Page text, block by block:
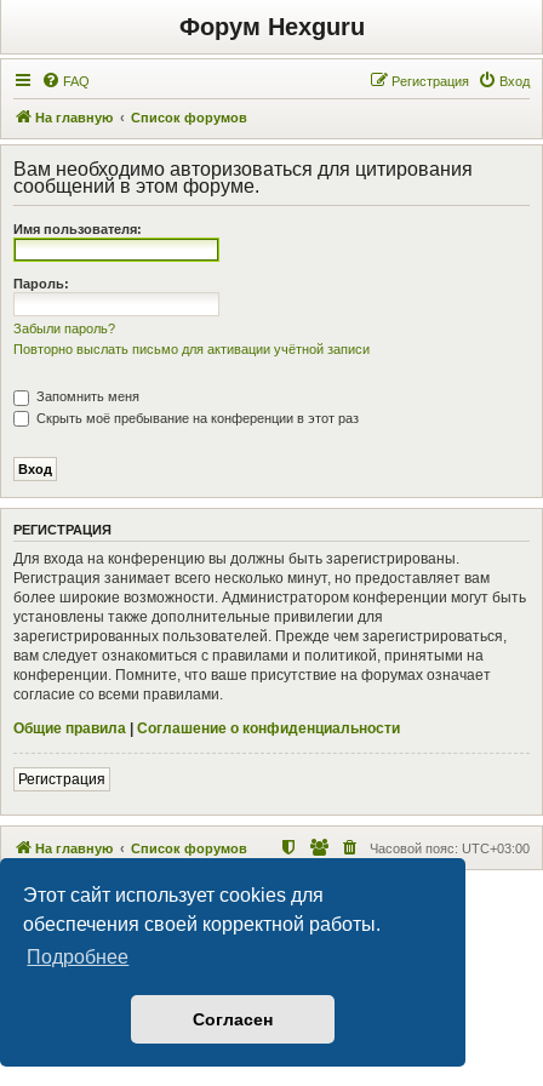
Этот сайт использует cookies для
обеспечения своей корректной работы.
Подробнее
Согласен
Форум Hexguru
FAQ Вход
Регистрация
На главную Список форумов
Вам необходимо авторизоваться для цитирования
сообщений в этом форуме.
Имя пользователя:
Пароль:
Забыли пароль?
Повторно выслать письмо для активации учётной записи
Запомнить меня
Скрыть моё пребывание на конференции в этот раз
РЕГИСТРАЦИЯ
Для входа на конференцию вы должны быть зарегистрированы.
Регистрация занимает всего несколько минут, но предоставляет вам
более широкие возможности. Администратором конференции могут быть
установлены также дополнительные привилегии для
зарегистрированных пользователей. Прежде чем зарегистрироваться,
вам следует ознакомиться с правилами и политикой, принятыми на
конференции. Помните, что ваше присутствие на форумах означает
согласие со всеми правилами.
Общие правила | Соглашение о конфиденциальности
Регистрация
На главную Список форумов Часовой пояс: UTC+03:00
Maxthon style by Culprit. Updated for phpBB3.2 by
Создано на основе
® Forum Software © phpBB Limited
Русская поддержка phpBB